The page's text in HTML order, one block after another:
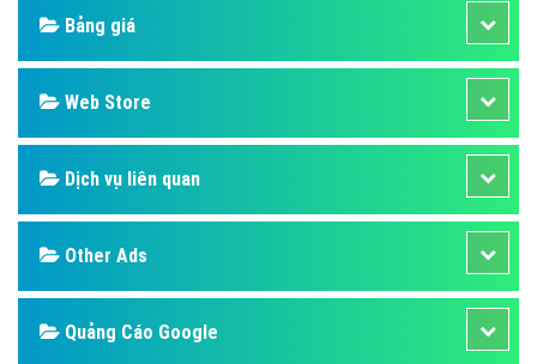
Bảng giá
Web Store
Dịch vụ liên quan
Other Ads
Quảng Cáo Google